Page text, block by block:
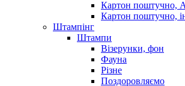
Картон поштучно,
Картон поштучно,
Штампінг
Штампи
Візерунки, фон
Фауна
Різне
Поздоровляємо